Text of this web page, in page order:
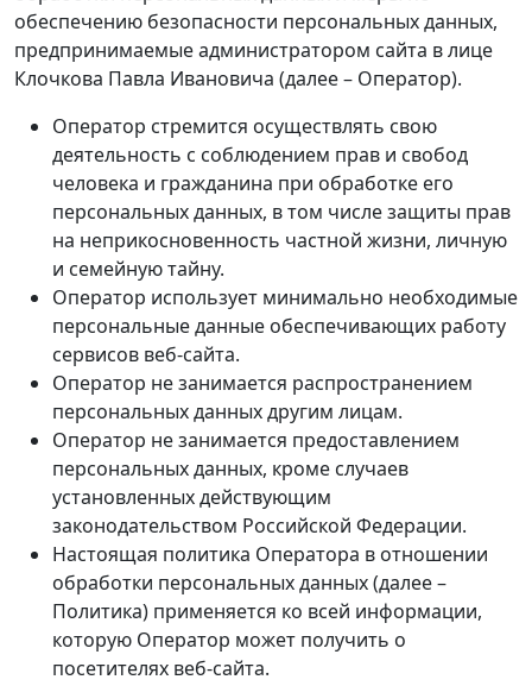
обеспечению безопасности персональных данных,
предпринимаемые администратором сайта в лице
Клочкова Павла Ивановича (далее – Оператор).
Оператор стремится осуществлять свою
деятельность с соблюдением прав и свобод
человека и гражданина при обработке его
персональных данных, в том числе защиты прав
на неприкосновенность частной жизни, личную
и семейную тайну.
Оператор использует минимально необходимые
персональные данные обеспечивающих работу
сервисов веб-сайта.
Оператор не занимается распространением
персональных данных другим лицам.
Оператор не занимается предоставлением
персональных данных, кроме случаев
установленных действующим
законодательством Российской Федерации.
Настоящая политика Оператора в отношении
обработки персональных данных (далее –
Политика) применяется ко всей информации,
которую Оператор может получить о
посетителях веб-сайта.